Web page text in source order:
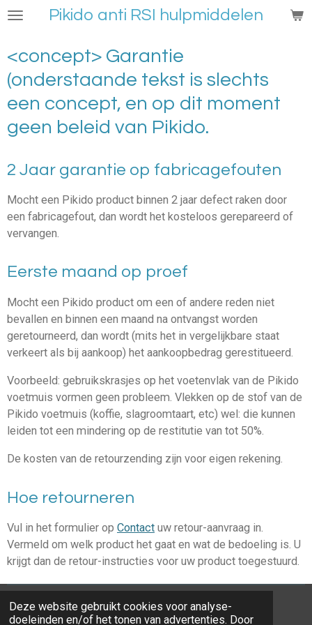
Deze website gebruikt cookies voor analyse-
doeleinden en/of het tonen van advertenties. Door
Ga
de
hoofdinhoud
Pikido anti RSI hulpmiddelen
<concept> Garantie
(onderstaande tekst is slechts
een concept, en op dit moment
geen beleid van Pikido.
2 Jaar garantie op fabricagefouten
Mocht een Pikido product binnen 2 jaar defect raken door
een fabricagefout, dan wordt het kosteloos gerepareerd of
vervangen.
Eerste maand op proef
Mocht een Pikido product om een of andere reden niet
bevallen en binnen een maand na ontvangst worden
geretourneerd, dan wordt (mits het in vergelijkbare staat
verkeert als bij aankoop) het aankoopbedrag gerestitueerd.
Voorbeeld: gebruikskrasjes op het voetenvlak van de Pikido
voetmuis vormen geen probleem. Vlekken op de stof van de
Pikido voetmuis (koffie, slagroomtaart, etc) wel: die kunnen
leiden tot een mindering op de restitutie van tot 50%.
De kosten van de retourzending zijn voor eigen rekening.
Hoe retourneren
Vul in het formulier op Contact uw retour-aanvraag in.
Vermeld om welk product het gaat en wat de bedoeling is. U
krijgt dan de retour-instructies voor uw product toegestuurd.
© 2022 Pikido anti RSI hulpmiddelenalgemene